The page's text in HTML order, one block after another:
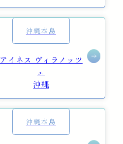
沖縄本島
アイネス ヴィラノッツ
ェ
沖縄
沖縄本島